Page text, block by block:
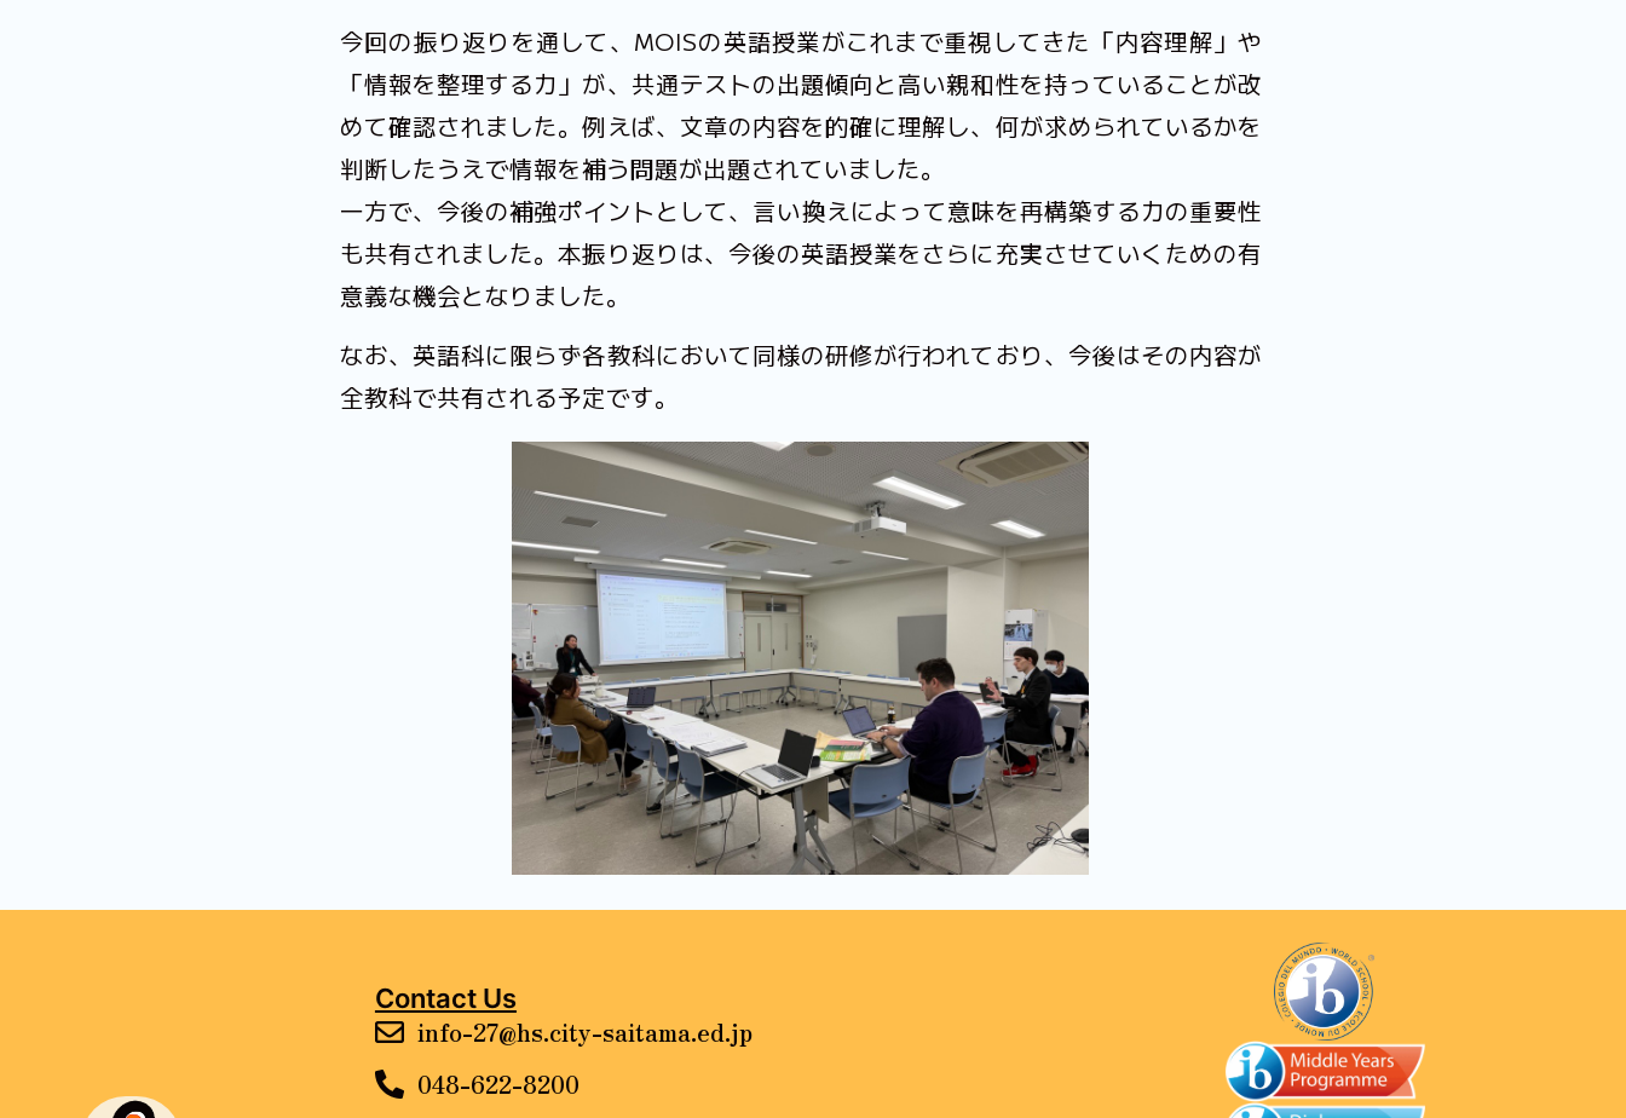
今回の振り返りを通して、MOISの英語授業がこれまで重視してきた「内容理解」や
「情報を整理する力」が、共通テストの出題傾向と高い親和性を持っていることが改
めて確認されました。例えば、文章の内容を的確に理解し、何が求められているかを
判断したうえで情報を補う問題が出題されていました。
一方で、今後の補強ポイントとして、言い換えによって意味を再構築する力の重要性
も共有されました。本振り返りは、今後の英語授業をさらに充実させていくための有
意義な機会となりました。
なお、英語科に限らず各教科において同様の研修が行われており、今後はその内容が
全教科で共有される予定です。
Contact Us
info-27@hs.city-saitama.ed.jp
048-622-8200